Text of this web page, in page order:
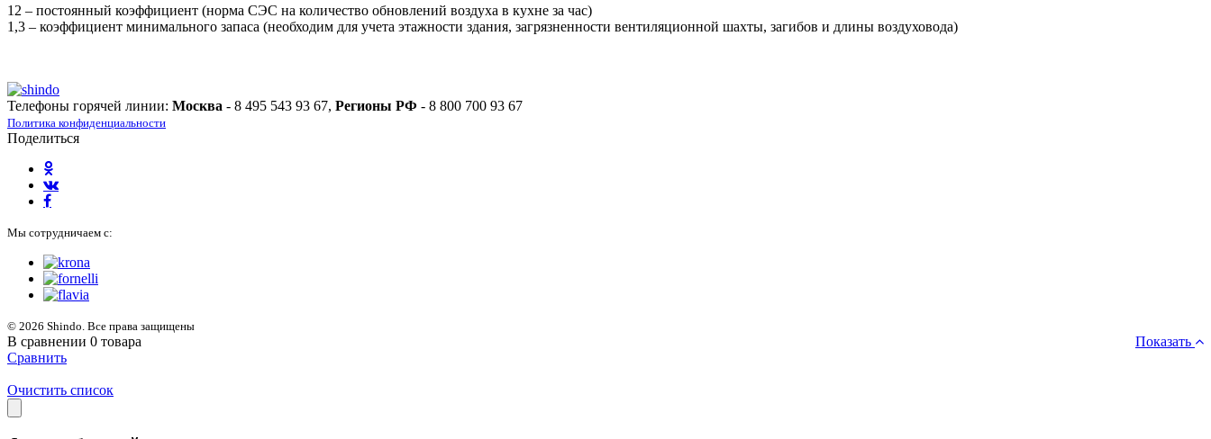
12 – постоянный коэффициент (норма СЭС на количество обновлений воздуха в кухне за час)
1,3 – коэффициент минимального запаса (необходим для учета этажности здания, загрязненности вентиляционной шахты, загибов и длины воздуховода)
Телефоны горячей линии: Москва - 8 495 543 93 67, Регионы РФ - 8 800 700 93 67
Политика конфиденциальности
Поделиться
Мы сотрудничаем с:
© 2026 Shindo. Все права защищены
В сравнении 0 товара
Показать
Сравнить
Очистить список